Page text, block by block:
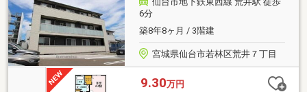
6分
築8年8ヶ月 / 3階建
宮城県仙台市若林区荒井７丁目
9.30万円